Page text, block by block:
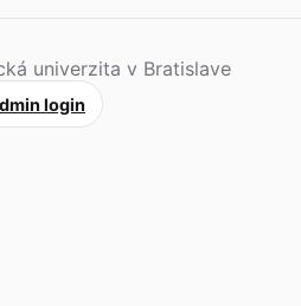
univerzita v Bratislave
login